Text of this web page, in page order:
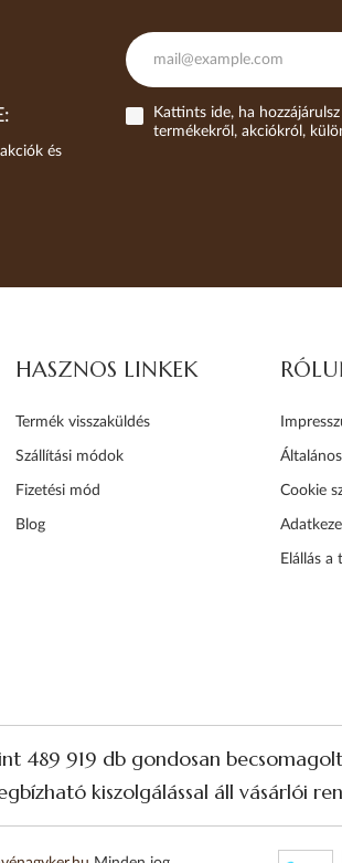
és
Kattints ide, ha
termékekről, akciókról,
HASZNOS LINKEK
Termék visszaküldés
Szállítási módok
Fizetési mód
Blog
Cookie
Elállás a
489 919 db gondosan
kiszolgálással áll vásárlói